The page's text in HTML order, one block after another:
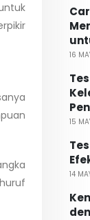
16
15
14